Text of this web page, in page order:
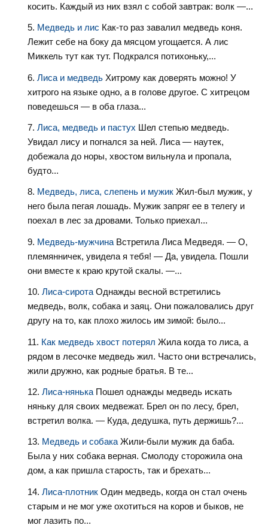
косить. Каждый из них взял с собой завтрак: волк —...
Медведь и лис Как-то раз завалил медведь коня.
Лежит себе на боку да мясцом угощается. А лис
Миккель тут как тут. Подкрался потихоньку,...
Лиса и медведь Хитрому как доверять можно! У
хитрого на языке одно, а в голове другое. С хитрецом
поведешься — в оба глаза...
Лиса, медведь и пастух Шел степью медведь.
Увидал лису и погнался за ней. Лиса — наутек,
добежала до норы, хвостом вильнула и пропала,
будто...
Медведь, лиса, слепень и мужик Жил-был мужик, у
него была пегая лошадь. Мужик запряг ее в телегу и
поехал в лес за дровами. Только приехал...
Медведь-мужчина Встретила Лиса Медведя. — О,
племянничек, увидела я тебя! — Да, увидела. Пошли
они вместе к краю крутой скалы. —...
Лиса-сирота Однажды весной встретились
медведь, волк, собака и заяц. Они пожаловались друг
другу на то, как плохо жилось им зимой: было...
Как медведь хвост потерял Жила когда то лиса, а
рядом в лесочке медведь жил. Часто они встречались,
жили дружно, как родные братья. В те...
Лиса-нянька Пошел однажды медведь искать
няньку для своих медвежат. Брел он по лесу, брел,
встретил волка. — Куда, дедушка, путь держишь?...
Медведь и собака Жили-были мужик да баба.
Была у них собака верная. Смолоду сторожила она
дом, а как пришла старость, так и брехать...
Лиса-плотник Один медведь, когда он стал очень
старым и не мог уже охотиться на коров и быков, не
мог лазить по...